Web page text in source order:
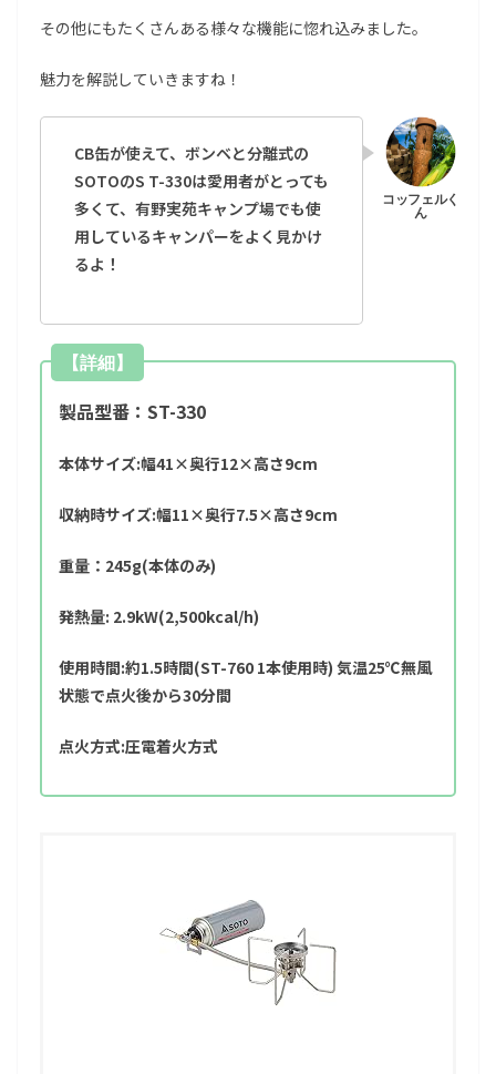
その他にもたくさんある様々な機能に惚れ込みました。
魅力を解説していきますね！
CB缶が使えて、ボンベと分離式の
SOTOのS T-330は愛用者がとっても
多くて、有野実苑キャンプ場でも使
用しているキャンパーをよく見かけ
るよ！
【詳細】
製品型番：‎ST-330
本体サイズ:幅41×奥行12×高さ9cm
収納時サイズ:幅11×奥行7.5×高さ9cm
重量：245g(本体のみ)
発熱量: 2.9kW(2,500kcal/h)
使用時間:約1.5時間(ST-760 1本使用時) 気温25℃無風
状態で点火後から30分間
点火方式:圧電着火方式